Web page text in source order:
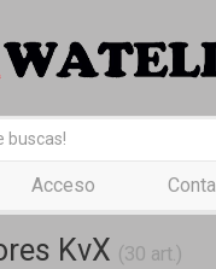
Acceso
KvX (30 art.)